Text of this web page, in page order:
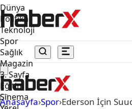
Dünya
Politika
Teknoloji
Spor
Sağlık
Magazin
3. Sayfa
Eğitim
Sinema
Anasayfa›Spor›Ederson İçin